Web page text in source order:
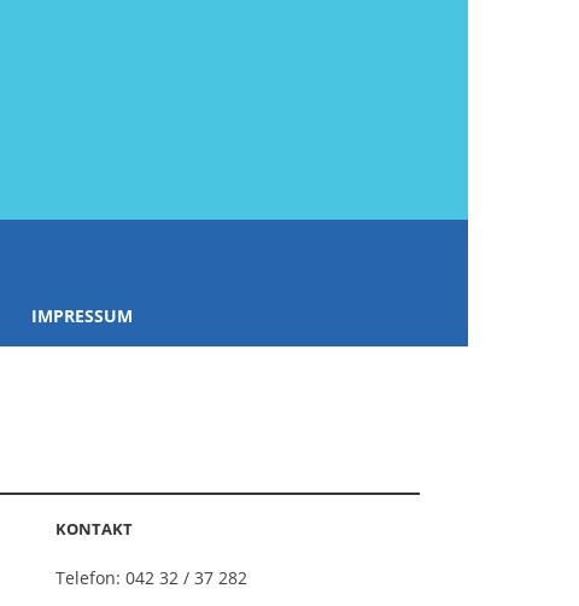
IMPRESSUM
KONTAKT
Telefon: 042 32 / 37 282